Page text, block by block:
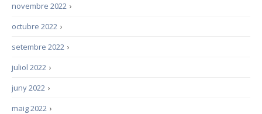
›
novembre 2022
›
octubre 2022
›
setembre 2022
›
juliol 2022
›
juny 2022
›
maig 2022